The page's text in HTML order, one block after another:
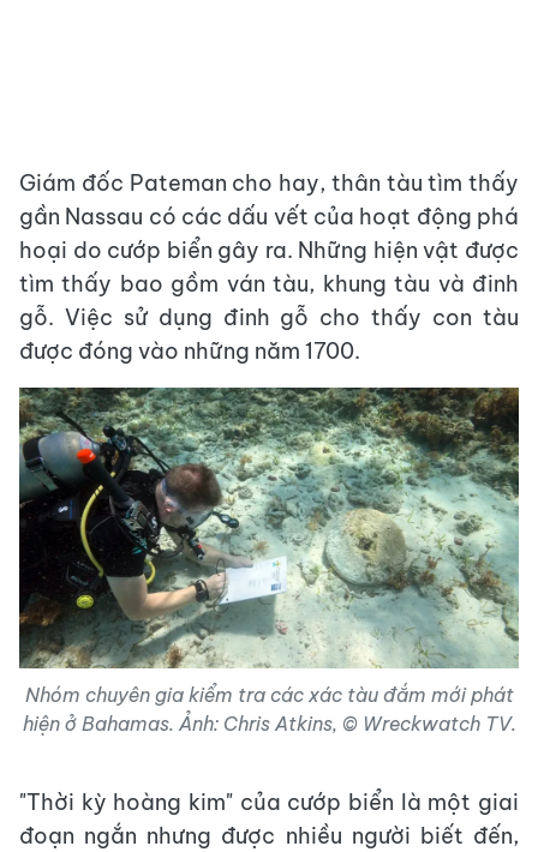
Giám đốc Pateman cho hay, thân tàu tìm thấy
gần Nassau có các dấu vết của hoạt động phá
hoại do cướp biển gây ra. Những hiện vật được
tìm thấy bao gồm ván tàu, khung tàu và đinh
gỗ. Việc sử dụng đinh gỗ cho thấy con tàu
được đóng vào những năm 1700.
Nhóm chuyên gia kiểm tra các xác tàu đắm mới phát
hiện ở Bahamas. Ảnh: Chris Atkins, © Wreckwatch TV.
"Thời kỳ hoàng kim" của cướp biển là một giai
đoạn ngắn nhưng được nhiều người biết đến,